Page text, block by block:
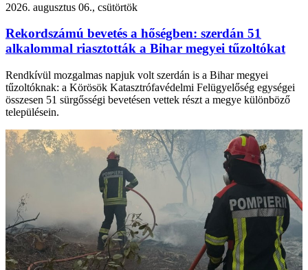
2026. augusztus 06., csütörtök
Rekordszámú bevetés a hőségben: szerdán 51
alkalommal riasztották a Bihar megyei tűzoltókat
Rendkívül mozgalmas napjuk volt szerdán is a Bihar megyei
tűzoltóknak: a Körösök Katasztrófavédelmi Felügyelőség egységei
összesen 51 sürgősségi bevetésen vettek részt a megye különböző
településein.